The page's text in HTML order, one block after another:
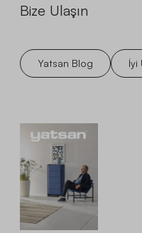
Bize Ulaşın
Yatsan Blog İyi